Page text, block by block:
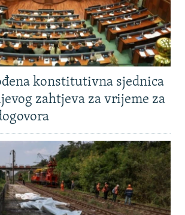
konstitutivna sjednica
zahtjeva za vrijeme za